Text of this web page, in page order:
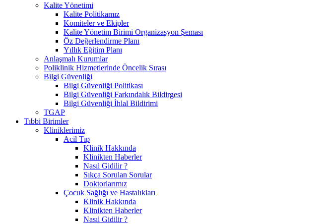
Kalite Yönetimi
Kalite Politikamız
Komiteler ve Ekipler
Kalite Yönetim Birimi Organizasyon Şeması
Öz Değerlendirme Planı
Yıllık Eğitim Planı
Anlaşmalı Kurumlar
Poliklinik Hizmetlerinde Öncelik Sırası
Bilgi Güvenliği
Bilgi Güvenliği Politikası
Bilgi Güvenliği Farkındalık Bildirgesi
Bilgi Güvenliği İhlal Bildirimi
TGAP
Tıbbi Birimler
Kliniklerimiz
Acil Tıp
Klinik Hakkında
Klinikten Haberler
Nasıl Gidilir ?
Sıkça Sorulan Sorular
Doktorlarımız
Çocuk Sağlığı ve Hastalıkları
Klinik Hakkında
Klinikten Haberler
Nasıl Gidilir ?